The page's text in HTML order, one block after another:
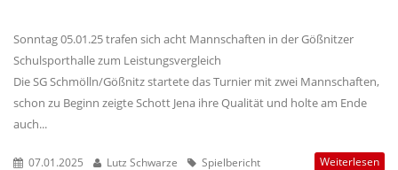
Sonntag 05.01.25 trafen sich acht Mannschaften in der Gößnitzer
Schulsporthalle zum Leistungsvergleich
Die SG Schmölln/Gößnitz startete das Turnier mit zwei Mannschaften,
schon zu Beginn zeigte Schott Jena ihre Qualität und holte am Ende
auch...
07.01.2025 Lutz Schwarze Spielbericht Weiterlesen